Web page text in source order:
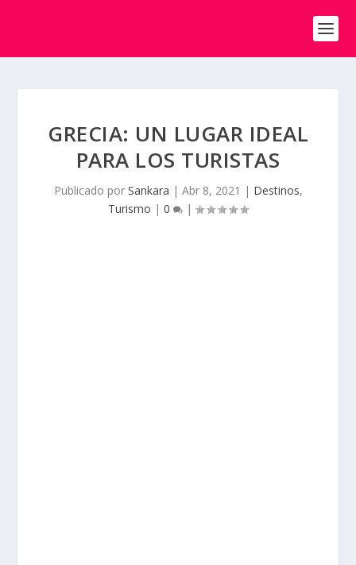
GRECIA: UN LUGAR IDEAL
PARA LOS TURISTAS
Publicado por Sankara | Abr 8, 2021 | Destinos,
Turismo | 0 |